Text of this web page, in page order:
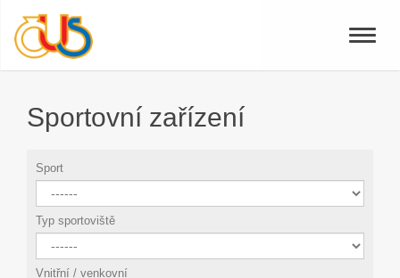
Toggle
Sportovní zařízení
Sport
Typ sportoviště
Vnitřní / venkovní